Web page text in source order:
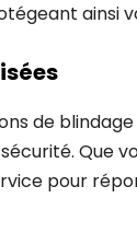
ainsi
de
Que
pour